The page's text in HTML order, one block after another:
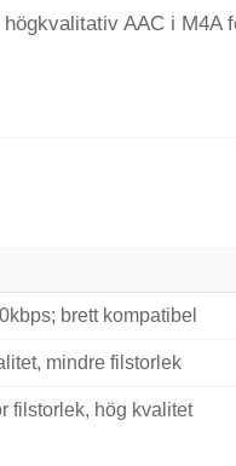
AAC i M4A
brett kompatibel
mindre filstorlek
filstorlek, hög kvalitet